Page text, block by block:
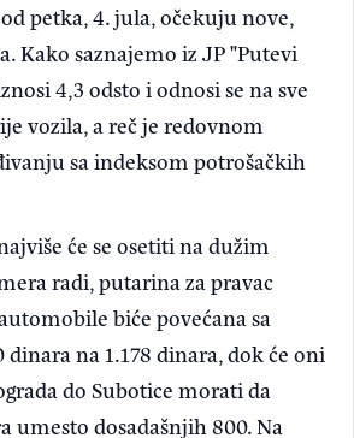
petka, 4. jula, očekuju nove,
Kako saznajemo iz JP "Putevi
4,3 odsto i odnosi se na sve
vozila, a reč je redovnom
sa indeksom potrošačkih
će se osetiti na dužim
radi, putarina za pravac
biće povećana sa
dinara na 1.178 dinara, dok će oni
do Subotice morati da
umesto dosadašnjih 800. Na